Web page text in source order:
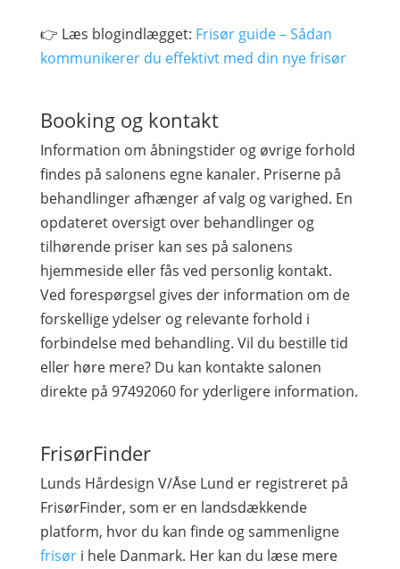
👉 Læs blogindlægget: Frisør guide – Sådan
kommunikerer du effektivt med din nye frisør
Booking og kontakt
Information om åbningstider og øvrige forhold
findes på salonens egne kanaler. Priserne på
behandlinger afhænger af valg og varighed. En
opdateret oversigt over behandlinger og
tilhørende priser kan ses på salonens
hjemmeside eller fås ved personlig kontakt.
Ved forespørgsel gives der information om de
forskellige ydelser og relevante forhold i
forbindelse med behandling. Vil du bestille tid
eller høre mere? Du kan kontakte salonen
direkte på 97492060 for yderligere information.
FrisørFinder
Lunds Hårdesign V/Åse Lund er registreret på
FrisørFinder, som er en landsdækkende
platform, hvor du kan finde og sammenligne
frisøri hele Danmark. Her kan du læse mere